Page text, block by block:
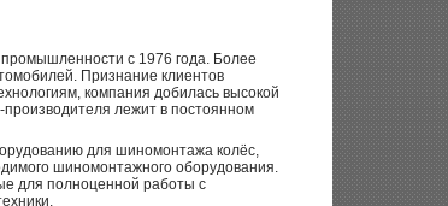
с 1976 года. Более
Признание клиентов
компания добилась высокой
лежит в постоянном
для шиномонтажа колёс,
шиномонтажного оборудования.
для полноценной работы с